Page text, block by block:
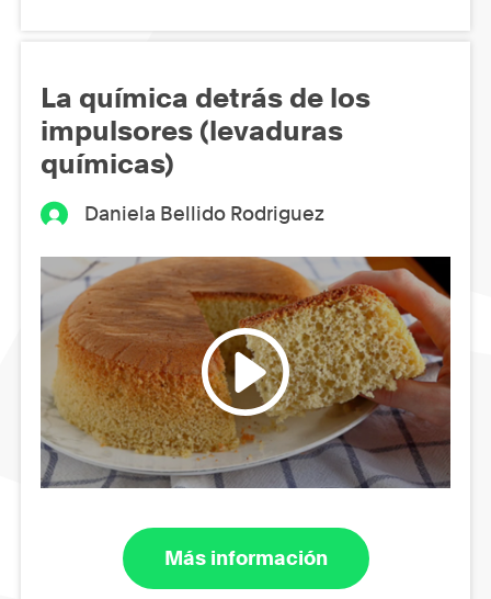
La química detrás de los
impulsores (levaduras
químicas)
Daniela Bellido Rodriguez
Más información